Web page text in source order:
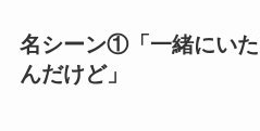
名シーン①「一緒にい
んだけど」